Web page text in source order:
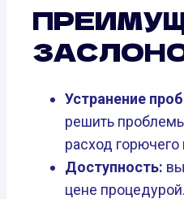
Устранение
решить
расход горючего
Доступность:
цене процедурой.